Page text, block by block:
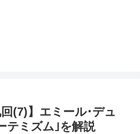
(7)】エミール･デュ
テミズム｣を解説